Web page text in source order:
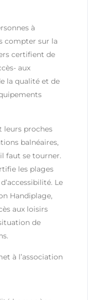
à
compter sur la
certifient de
aux
la qualité et de
leurs proches
balnéaires,
faut se tourner.
les plages
Le
Handiplage,
aux loisirs
de
à l’association